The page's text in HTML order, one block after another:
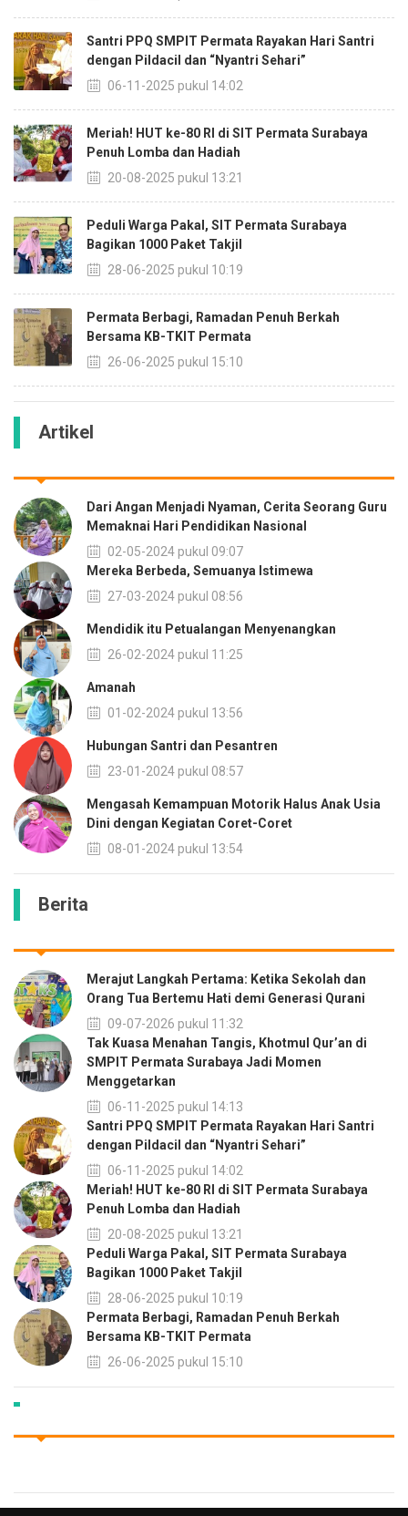
Santri PPQ SMPIT Permata Rayakan Hari Santri
dengan Pildacil dan “Nyantri Sehari”
06-11-2025 pukul 14:02
Meriah! HUT ke-80 RI di SIT Permata Surabaya
Penuh Lomba dan Hadiah
20-08-2025 pukul 13:21
Peduli Warga Pakal, SIT Permata Surabaya
Bagikan 1000 Paket Takjil
28-06-2025 pukul 10:19
Permata Berbagi, Ramadan Penuh Berkah
Bersama KB-TKIT Permata
26-06-2025 pukul 15:10
Artikel
Dari Angan Menjadi Nyaman, Cerita Seorang Guru
Memaknai Hari Pendidikan Nasional
02-05-2024 pukul 09:07
Mereka Berbeda, Semuanya Istimewa
27-03-2024 pukul 08:56
Mendidik itu Petualangan Menyenangkan
26-02-2024 pukul 11:25
Amanah
01-02-2024 pukul 13:56
Hubungan Santri dan Pesantren
23-01-2024 pukul 08:57
Mengasah Kemampuan Motorik Halus Anak Usia
Dini dengan Kegiatan Coret-Coret
08-01-2024 pukul 13:54
Berita
Merajut Langkah Pertama: Ketika Sekolah dan
Orang Tua Bertemu Hati demi Generasi Qurani
09-07-2026 pukul 11:32
Tak Kuasa Menahan Tangis, Khotmul Qur’an di
SMPIT Permata Surabaya Jadi Momen
Menggetarkan
06-11-2025 pukul 14:13
Santri PPQ SMPIT Permata Rayakan Hari Santri
dengan Pildacil dan “Nyantri Sehari”
06-11-2025 pukul 14:02
Meriah! HUT ke-80 RI di SIT Permata Surabaya
Penuh Lomba dan Hadiah
20-08-2025 pukul 13:21
Peduli Warga Pakal, SIT Permata Surabaya
Bagikan 1000 Paket Takjil
28-06-2025 pukul 10:19
Permata Berbagi, Ramadan Penuh Berkah
Bersama KB-TKIT Permata
26-06-2025 pukul 15:10